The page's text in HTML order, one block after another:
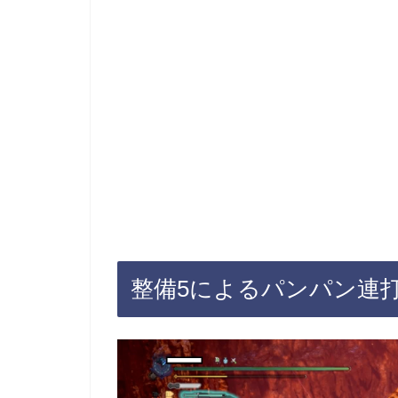
整備5によるパンパン連